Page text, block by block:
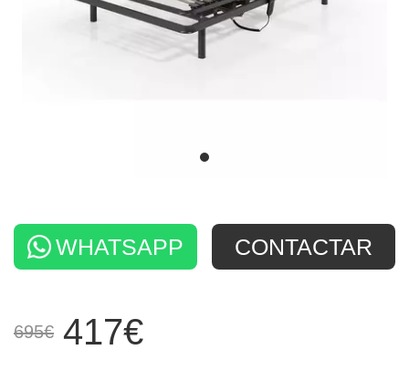
WHATSAPP CONTACTAR
695€ 417€